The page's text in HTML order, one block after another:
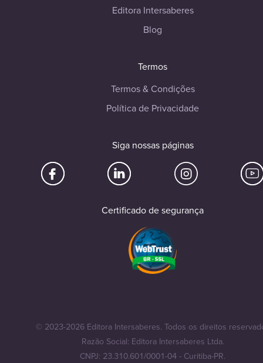
Editora Intersaberes
Blog
Termos
Termos & Condições
Política de Privacidade
Siga nossas páginas
Certificado de segurança
© 2023-2026 Editora Intersaberes. Todos os direitos
Razão Social: Editora Intersaberes Ltda.
CNPJ: 23.310.601/0001-04 - Curitiba-PR.